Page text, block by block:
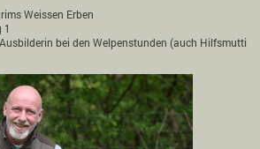
Weissen Erben
1
bei den Welpenstunden (auch Hilfsmutti